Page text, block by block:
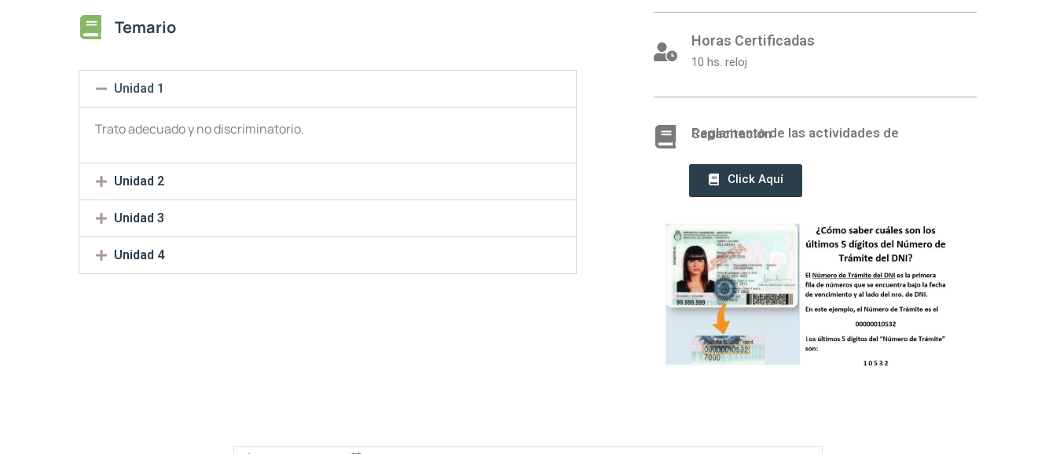
Temario
Unidad 1
Trato adecuado y no discriminatorio.
Unidad 2
Unidad 3
Unidad 4
Horas Certificadas
10 hs. reloj
Reglamento de las actividades de Capacitación
Click Aquí